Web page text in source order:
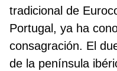
tradicional de
Portugal, ya ha
consagración. El
de la península